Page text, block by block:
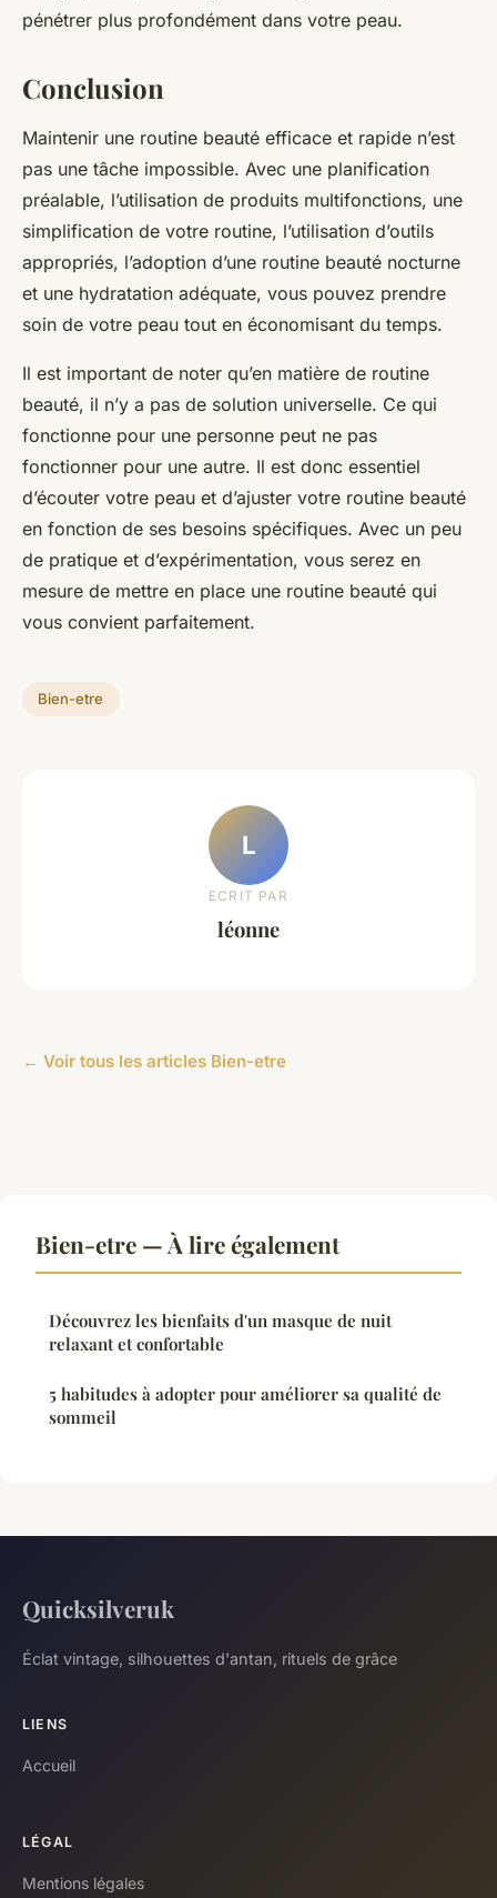
pénétrer plus profondément dans votre peau.
Conclusion
Maintenir une routine beauté efficace et rapide n’est
pas une tâche impossible. Avec une planification
préalable, l’utilisation de produits multifonctions, une
simplification de votre routine, l’utilisation d’outils
appropriés, l’adoption d’une routine beauté nocturne
et une hydratation adéquate, vous pouvez prendre
soin de votre peau tout en économisant du temps.
Il est important de noter qu’en matière de routine
beauté, il n’y a pas de solution universelle. Ce qui
fonctionne pour une personne peut ne pas
fonctionner pour une autre. Il est donc essentiel
d’écouter votre peau et d’ajuster votre routine beauté
en fonction de ses besoins spécifiques. Avec un peu
de pratique et d’expérimentation, vous serez en
mesure de mettre en place une routine beauté qui
vous convient parfaitement.
Bien-etre
L
ECRIT PAR
léonne
← Voir tous les articles Bien-etre
Bien-etre — À lire également
Découvrez les bienfaits d'un masque de nuit
relaxant et confortable
5 habitudes à adopter pour améliorer sa qualité de
sommeil
Quicksilveruk
Éclat vintage, silhouettes d'antan, rituels de grâce
LIENS
Accueil
LÉGAL
Mentions légales